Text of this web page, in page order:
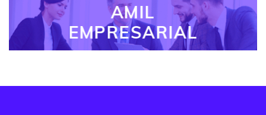
AMIL
EMPRESARIAL